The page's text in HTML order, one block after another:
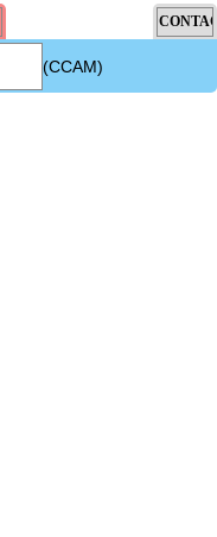
(CCAM)